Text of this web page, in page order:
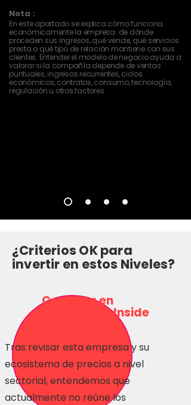
Nota :
En este apartado se explica cómo funciona
económicamente la empresa: de dónde
proceden sus ingresos, qué vende, qué servicios
presta o qué tipo de relación mantiene con sus
clientes. Entender el modelo de negocio ayuda a
valorar si la compañía depende de ventas
puntuales, ingresos recurrentes, ciclos
económicos, contratos, consumo, tecnología,
regulación u otros factores.
¿Criterios OK para
invertir en estos Niveles?
Consulta en
Inversionas Inside
Tras revisar esta empresa y su
ecosistema de precios a nivel
sectorial, entendemos que
actualmente no reúne los